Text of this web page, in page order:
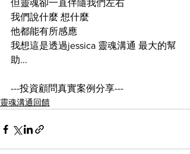
但靈魂卻一直伴隨我們左右
我們說什麼 想什麼
他都能有所感應
我想這是透過jessica 靈魂溝通 最大的幫
助...
---投資顧問真實案例分享---
靈魂溝通回饋